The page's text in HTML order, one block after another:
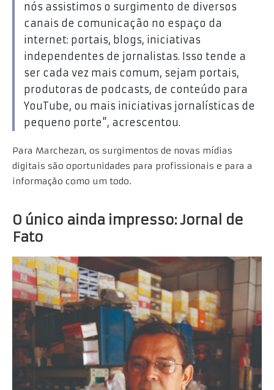
nós assistimos o surgimento de diversos
canais de comunicação no espaço da
internet: portais, blogs, iniciativas
independentes de jornalistas. Isso tende a
ser cada vez mais comum, sejam portais,
produtoras de podcasts, de conteúdo para
YouTube, ou mais iniciativas jornalísticas de
pequeno porte”, acrescentou.
Para Marchezan, os surgimentos de novas mídias
digitais são oportunidades para profissionais e para a
informação como um todo.
O único ainda impresso: Jornal de
Fato